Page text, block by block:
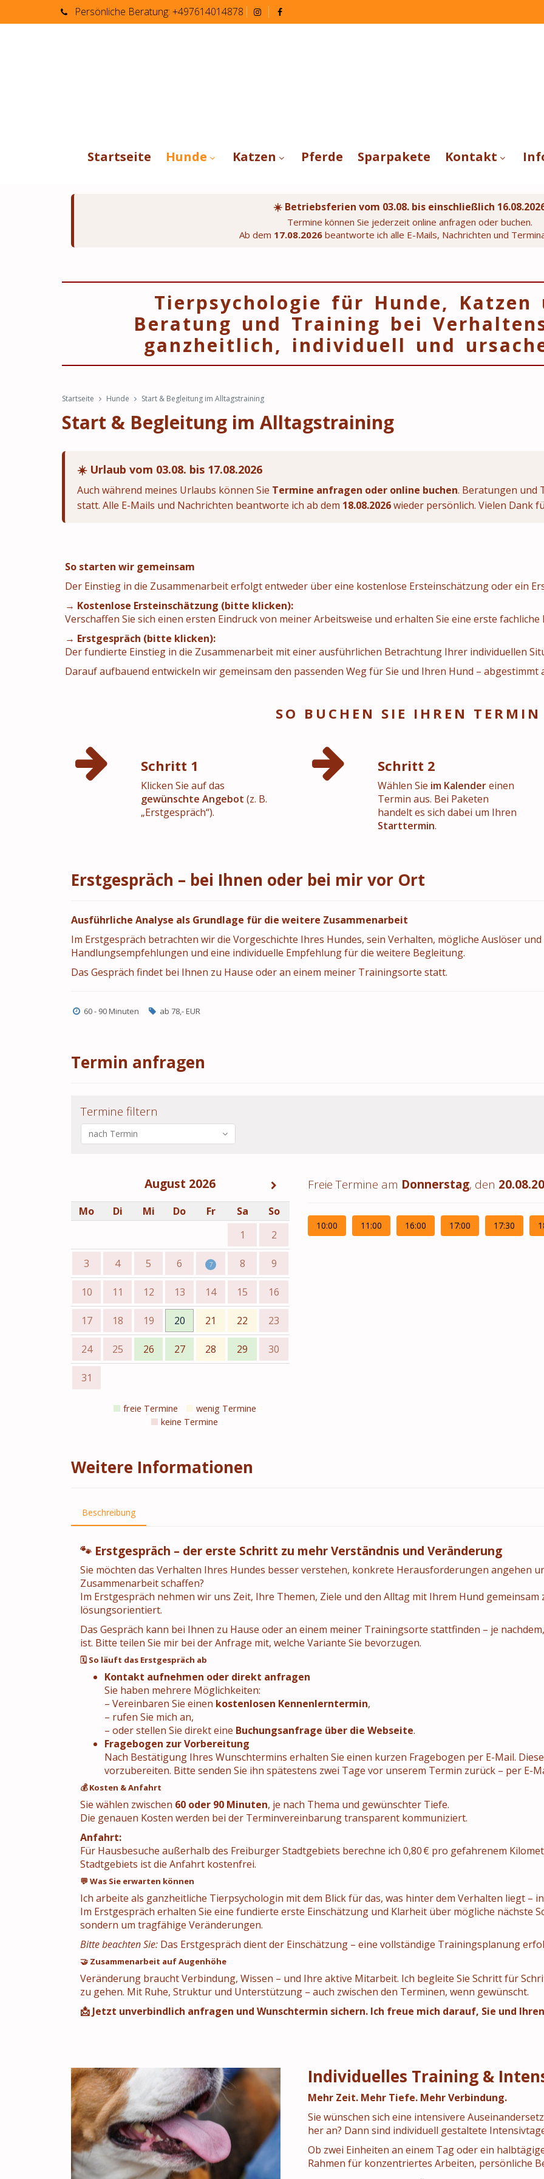
Persönliche Beratung: +497614014878
Startseite Hunde Katzen Pferde Sparpakete Kontakt
☀️ Betriebsferien vom 03.08. bis einschließlich
Termine können Sie jederzeit online anfragen oder buchen.
Ab dem 17.08.2026 beantworte ich alle E-Mails, Nachrichten und
Tierpsychologie für Hunde, Katzen
Beratung und Training bei
ganzheitlich, individuell und
Startseite Hunde Start & Begleitung im Alltagstraining
Start & Begleitung im Alltagstraining
☀️ Urlaub vom 03.08. bis 17.08.2026
Auch während meines Urlaubs können Sie Termine anfragen oder online buchen. Beratungen und
statt. Alle E-Mails und Nachrichten beantworte ich ab dem 18.08.2026wieder persönlich. Vielen Dank
So starten wir gemeinsam
Der Einstieg in die Zusammenarbeit erfolgt entweder über eine kostenlose Ersteinschätzung oder ein
→ Kostenlose Ersteinschätzung (bitte klicken):
Verschaffen Sie sich einen ersten Eindruck von meiner Arbeitsweise und erhalten Sie eine erste
→ Erstgespräch (bitte klicken):
Der fundierte Einstieg in die Zusammenarbeit mit einer ausführlichen Betrachtung Ihrer individuellen
Darauf aufbauend entwickeln wir gemeinsam den passenden Weg für Sie und Ihren Hund –
SO BUCHEN SIE IHREN TERMIN
Schritt 1
Klicken Sie auf das
gewünschte Angebot (z. B.
„Erstgespräch“).
Schritt 2
Wählen Sie im Kalendereinen
Termin aus. Bei Paketen
handelt es sich dabei um Ihren
Starttermin.
Erstgespräch – bei Ihnen oder bei mir vor Ort
Ausführliche Analyse als Grundlage für die weitere Zusammenarbeit
Im Erstgespräch betrachten wir die Vorgeschichte Ihres Hundes, sein Verhalten, mögliche Auslöser
Handlungsempfehlungen und eine individuelle Empfehlung für die weitere Begleitung.
Das Gespräch findet bei Ihnen zu Hause oder an einem meiner Trainingsorte statt.
60 - 90 Minuten ab 78,- EUR
Termin anfragen
Termine filtern
nach Termin
August 2026
Mo Di Mi Do Fr Sa
So
1
2
3 4 5 6 7 8 9
10 11 12 13 14 15 16
17 18 19 20 21 22 23
24 25 26 27 28 29 30
31
freie Termine
wenig Termine
keine Termine
Freie Termine am Donnerstag, den
10:00 11:00 16:00 17:00 17:30
Weitere Informationen
Beschreibung
🐾 Erstgespräch – der erste Schritt zu mehr Verständnis und Veränderung
Sie möchten das Verhalten Ihres Hundes besser verstehen, konkrete Herausforderungen angehen
Zusammenarbeit schaffen?
Im Erstgespräch nehmen wir uns Zeit, Ihre Themen, Ziele und den Alltag mit Ihrem Hund
lösungsorientiert.
Das Gespräch kann bei Ihnen zu Hause oder an einem meiner Trainingsorte stattfinden – je
ist. Bitte teilen Sie mir bei der Anfrage mit, welche Variante Sie bevorzugen.
🗓️ So läuft das Erstgespräch ab
Kontakt aufnehmen oder direkt anfragen
Sie haben mehrere Möglichkeiten:
– Vereinbaren Sie einen kostenlosen Kennenlerntermin,
– rufen Sie mich an,
– oder stellen Sie direkt eine Buchungsanfrage über die Webseite.
Fragebogen zur Vorbereitung
Nach Bestätigung Ihres Wunschtermins erhalten Sie einen kurzen Fragebogen per E-Mail.
vorzubereiten. Bitte senden Sie ihn spätestens zwei Tage vor unserem Termin zurück – per E-
💰 Kosten & Anfahrt
Sie wählen zwischen 60 oder 90 Minuten, je nach Thema und gewünschter Tiefe.
Die genauen Kosten werden bei der Terminvereinbarung transparent kommuniziert.
Anfahrt:
Für Hausbesuche außerhalb des Freiburger Stadtgebiets berechne ich 0,80 € pro gefahrenem
Stadtgebiets ist die Anfahrt kostenfrei.
💬 Was Sie erwarten können
Ich arbeite als ganzheitliche Tierpsychologin mit dem Blick für das, was hinter dem Verhalten liegt –
Im Erstgespräch erhalten Sie eine fundierte erste Einschätzung und Klarheit über mögliche nächste
sondern um tragfähige Veränderungen.
Bitte beachten Sie: Das Erstgespräch dient der Einschätzung – eine vollständige Trainingsplanung
🤝 Zusammenarbeit auf Augenhöhe
Veränderung braucht Verbindung, Wissen – und Ihre aktive Mitarbeit. Ich begleite Sie Schritt für
zu gehen. Mit Ruhe, Struktur und Unterstützung – auch zwischen den Terminen, wenn gewünscht.
📩 Jetzt unverbindlich anfragen und Wunschtermin sichern. Ich freue mich darauf, Sie und
Individuelles Training &
Mehr Zeit. Mehr Tiefe. Mehr Verbindung.
Sie wünschen sich eine intensivere
her an? Dann sind individuell gestaltete
Ob zwei Einheiten an einem Tag oder ein
Rahmen für konzentriertes Arbeiten, persönliche